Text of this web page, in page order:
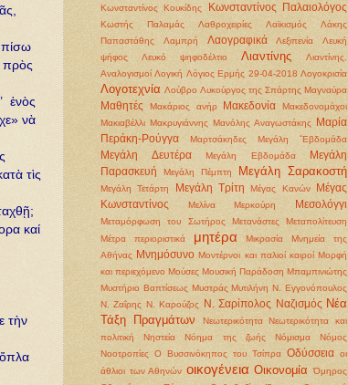
πίσω
πρὸς
ἑνὸς
νὰ
τὶς
καί
τὴν
Κωνσταντίνος Κουκίδης Κωνσταντίνος Παλαιολόγος
Κωστής Παλαμάς Λαθροχειρίες Λαϊκισμός
Λάκης
Παπαστάθης
Λαμπρή Λαογραφικά Λεξιπενία
Λευκή
ψήφος
Λευκό ψηφοδέλτιο Λιαντίνης
Λιαντίνης.
Αναλογισμοί Λογική Λόγιος Ερμής 29-04-2018 Λογοκρισία
Λογοτεχνία Λούβρο Λυκούργος της Σπάρτης Μαγναύρα
Μαθητές Μακάριος ανήρ Μακεδονία
Μακεδονομάχοι
Μακιαβέλλι Μακρυγιάννης Μανόλης Αναγωστάκης
Μαρία
Περάκη-Ρούγγα
Μαρτσάκηδες Μεγάλη ΅Εβδομάδα
Μεγάλη Δευτέρα Μεγάλη Εβδομάδα
Μεγάλη
Παρασκευή
Μεγάλη Πέμπτη Μεγάλη Σαρακοστή
Μεγάλη Τετάρτη Μεγάλη Τρίτη Μέγας Κανών
Μέγας
Κωνσταντίνος
Μελίνα Μερκούρη Μεσολόγγι
Μεταμόρφωση του Σωτήρος Μετανάστες
Μεταπολίτευση
Μέτρα περιοριστικά
μητέρα Μικρασία
Μνημεία της
Αθήνας Μνημόσυνο Μοντέρνοι και παλιοί καιροί Μορφή
και περιεχόμενο Μούσες Μουσική Παράδοση Μπαμπινιώτης
Μυστήριο Βαπτίσεως Μυστράς Μυτιλήνη Ν. Εγγονόπουλος
Ν. Ζαΐρης Ν. Καρούζος Ν. Σαρίπολος Ναζισμός Νέα
Τάξη Πραγμάτων
Νεωτερικότητα
Νεωτερικότητα και
πολιτική
Νηστεία Νόημα της ζωής Νόμισμα
Νόμος
Νοοτροπίες Ο Βυσσινόκηπος του Τσίπρα Οδύσσεια οι
άθλιοι των Αθηνών οικογένεια Οικονομία
Όμηρος